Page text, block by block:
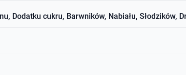
Dodatku cukru, Barwników, Nabiału, Słodzików,